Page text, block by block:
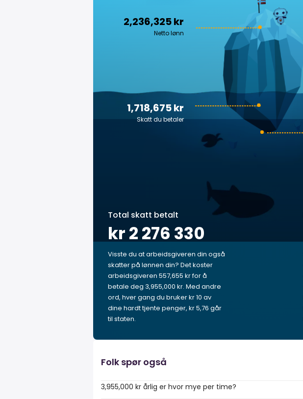
2,236,325 kr
Netto lønn
1,718,675 kr
Skatt du betaler
Total skatt betalt
kr 2 276 330
Visste du at arbeidsgiveren din også
skatter på lønnen din? Det koster
arbeidsgiveren 557,655 kr for å
betale deg 3,955,000 kr. Med andre
ord, hver gang du bruker kr 10 av
dine hardt tjente penger, kr 5,76 går
til staten.
Folk spør også
3,955,000 kr årlig er hvor mye per time?